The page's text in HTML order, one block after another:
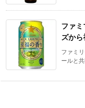
ファ
ズから
ファミ
ールと